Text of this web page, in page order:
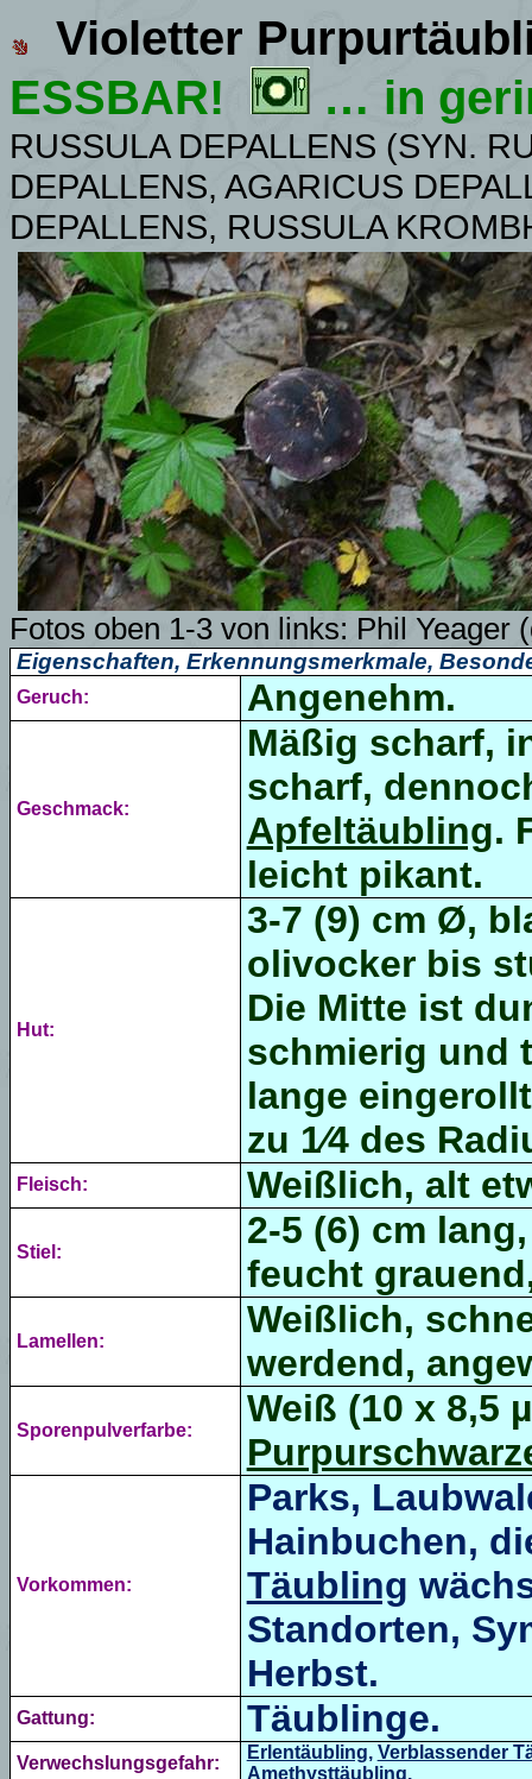
Violetter
ESSBAR!
… in
RUSSULA DEPALLENS (SYN.
DEPALLENS, AGARICUS
DEPALLENS, RUSSULA
Fotos oben 1-3 von links: Phil Yeager
Eigenschaften, Erkennungsmerkmale,
Geruch: Angenehm.
Geschmack:
Mäßig scharf,
scharf,
Apfeltäubling.
leicht pikant.
Hut:
3-7 (9) cm Ø,
olivocker bis
Die Mitte ist
schmierig und
lange
zu 1⁄4 des
Fleisch: Weißlich, alt
Stiel:
2-5 (6) cm
feucht
Lamellen:
Weißlich,
werdend,
Sporenpulverfarbe:
Weiß (10 x 8,5
Vorkommen:
Parks,
Hainbuchen,
Täubling
Standorten,
Herbst.
Gattung: Täublinge.
Verwechslungsgefahr:
Erlentäubling, Verblassender
Amethysttäubling.